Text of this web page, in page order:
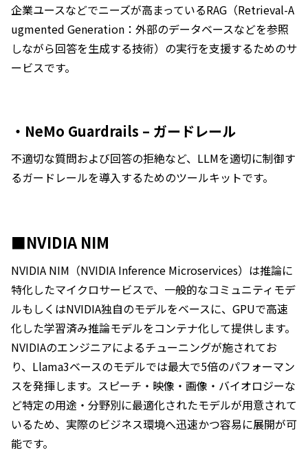
企業ユースなどでニーズが高まっているRAG（Retrieval-A
ugmented Generation：外部のデータベースなどを参照
しながら回答を生成する技術）の実行を支援するためのサ
ービスです。
・NeMo Guardrails – ガードレール
不適切な質問および回答の拒絶など、LLMを適切に制御す
るガードレールを導入するためのツールキットです。
■NVIDIA NIM
NVIDIA NIM（NVIDIA Inference Microservices）は推論に
特化したマイクロサービスで、一般的なコミュニティモデ
ルもしくはNVIDIA独自のモデルをベースに、GPUで高速
化した学習済み推論モデルをコンテナ化して提供します。
NVIDIAのエンジニアによるチューニングが施されてお
り、Llama3ベースのモデルでは最大で5倍のパフォーマン
スを発揮します。スピーチ・映像・画像・バイオロジーな
ど特定の用途・分野別に最適化されたモデルが用意されて
いるため、実際のビジネス環境へ迅速かつ容易に展開が可
能です。